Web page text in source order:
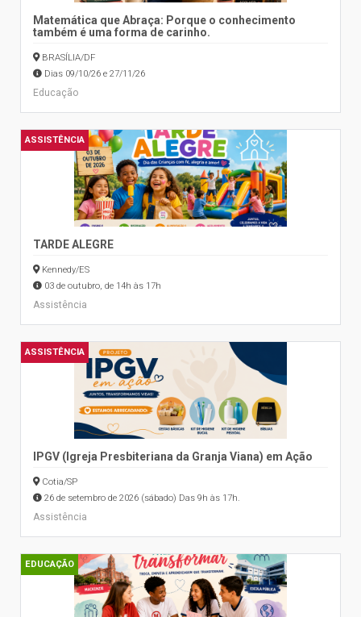
Matemática que Abraça: Porque o conhecimento
também é uma forma de carinho.
BRASÍLIA/DF
Dias 09/10/26 e 27/11/26
Educação
ASSISTÊNCIA
TARDE ALEGRE
Kennedy/ES
03 de outubro, de 14h às 17h
Assistência
ASSISTÊNCIA
IPGV (Igreja Presbiteriana da Granja Viana) em Ação
Cotia/SP
26 de setembro de 2026 (sábado) Das 9h às 17h.
Assistência
EDUCAÇÃO